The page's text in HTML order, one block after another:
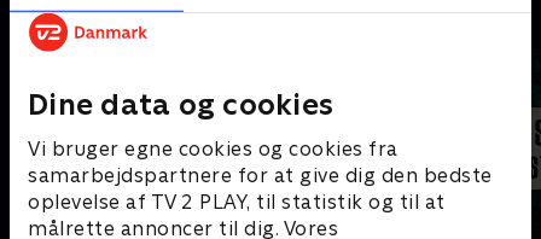
Dine data og cookies
Vi bruger egne cookies og cookies fra
samarbejdspartnere for at give dig den bedste
oplevelse af TV 2 PLAY, til statistik og til at
målrette annoncer til dig. Vores
A